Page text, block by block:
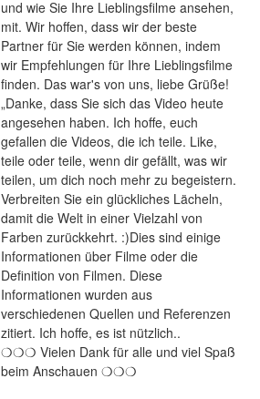
und wie Sie Ihre Lieblingsfilme ansehen,
mit. Wir hoffen, dass wir der beste
Partner für Sie werden können, indem
wir Empfehlungen für Ihre Lieblingsfilme
finden. Das war's von uns, liebe Grüße!
„Danke, dass Sie sich das Video heute
angesehen haben. Ich hoffe, euch
gefallen die Videos, die ich teile. Like,
teile oder teile, wenn dir gefällt, was wir
teilen, um dich noch mehr zu begeistern.
Verbreiten Sie ein glückliches Lächeln,
damit die Welt in einer Vielzahl von
Farben zurückkehrt. :)Dies sind einige
Informationen über Filme oder die
Definition von Filmen. Diese
Informationen wurden aus
verschiedenen Quellen und Referenzen
zitiert. Ich hoffe, es ist nützlich..
❍❍❍ Vielen Dank für alle und viel Spaß
beim Anschauen ❍❍❍